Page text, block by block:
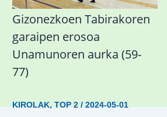
Gizonezkoen Tabirakoren
garaipen erosoa
Unamunoren aurka (59-
77)
KIROLAK,TOP 2/2024-05-01